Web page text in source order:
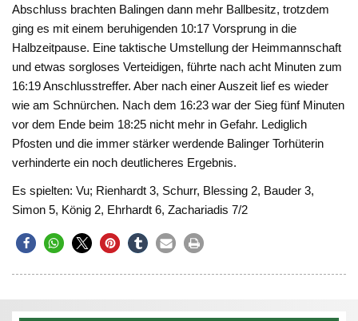
Abschluss brachten Balingen dann mehr Ballbesitz, trotzdem
ging es mit einem beruhigenden 10:17 Vorsprung in die
Halbzeitpause. Eine taktische Umstellung der Heimmannschaft
und etwas sorgloses Verteidigen, führte nach acht Minuten zum
16:19 Anschlusstreffer. Aber nach einer Auszeit lief es wieder
wie am Schnürchen. Nach dem 16:23 war der Sieg fünf Minuten
vor dem Ende beim 18:25 nicht mehr in Gefahr. Lediglich
Pfosten und die immer stärker werdende Balinger Torhüterin
verhinderte ein noch deutlicheres Ergebnis.
Es spielten: Vu; Rienhardt 3, Schurr, Blessing 2, Bauder 3,
Simon 5, König 2, Ehrhardt 6, Zachariadis 7/2